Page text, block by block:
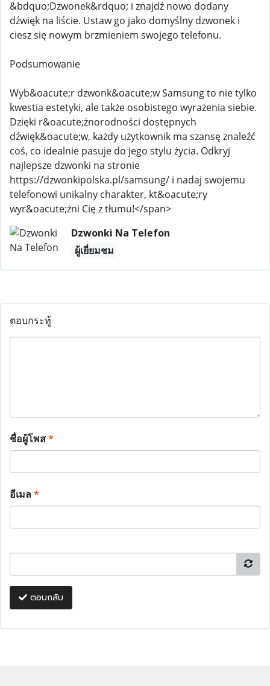
&bdquo;Dzwonek&rdquo; i znajdź nowo dodany
dźwięk na liście. Ustaw go jako domyślny dzwonek i
ciesz się nowym brzmieniem swojego telefonu.
Podsumowanie
Wyb&oacute;r dzwonk&oacute;w Samsung to nie tylko
kwestia estetyki, ale także osobistego wyrażenia siebie.
Dzięki r&oacute;żnorodności dostępnych
dźwięk&oacute;w, każdy użytkownik ma szansę znaleźć
coś, co idealnie pasuje do jego stylu życia. Odkryj
najlepsze dzwonki na stronie
https://dzwonkipolska.pl/samsung/ i nadaj swojemu
telefonowi unikalny charakter, kt&oacute;ry
wyr&oacute;żni Cię z tłumu!</span>
Dzwonki Na Telefon
ผู้เยี่ยมชม
ตอบกระทู้
ชื่อผู้โพส*
อีเมล*
ตอบกลับ